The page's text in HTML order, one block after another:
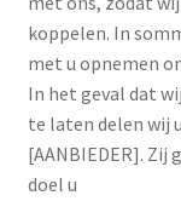
koppelen. In
met u opnemen
In het geval dat
te laten delen wij
[AANBIEDER]. Zij
doel u